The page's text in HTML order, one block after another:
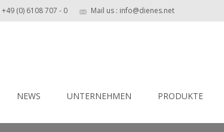
+49 (0) 6108 707 - 0 Mail us : info@dienes.net
NEWS UNTERNEHMEN PRODUKTE